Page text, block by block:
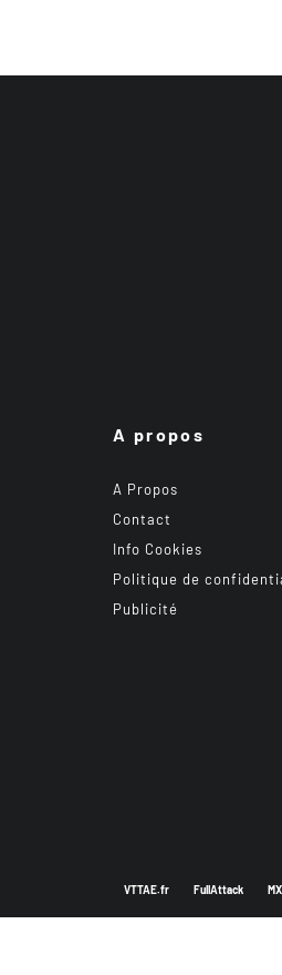
A propos
A Propos
Contact
Info Cookies
Politique de
Publicité
VTTAE.fr FullAttack